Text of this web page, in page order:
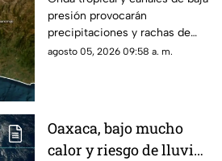
presión provocarán
precipitaciones y rachas de
viento en la mayor parte del
agosto 05, 2026 09:58 a. m.
Oaxaca, bajo mucho
calor y riesgo de lluvias